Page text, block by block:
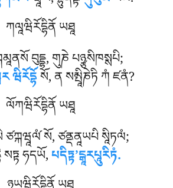
ཀལཱཝིརོདྷིནོ ཡཐཱ
བུདྡྷ, གུཎེ པཉྩསིཁསྶཔི;
ཝིརོདྷོསོ, ན སམྤཱིཎེཏི ཀཾ ཛནཾ?
ལོཀཝིརོདྷིནོ ཡཐཱ
སོ, ཙནྡནཱཡཔི སཱིཏལཾ;
ཧདཡོ,པདིཏྟ’ངྒཱརཔཱུརིཏཾ.